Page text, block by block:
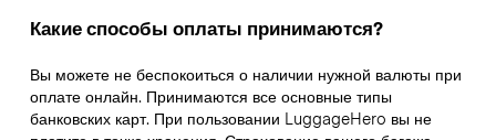
Какие способы оплаты принимаются?
Вы можете не беспокоиться о наличии нужной валюты при
оплате онлайн. Принимаются все основные типы
банковских карт. При пользовании LuggageHero вы не